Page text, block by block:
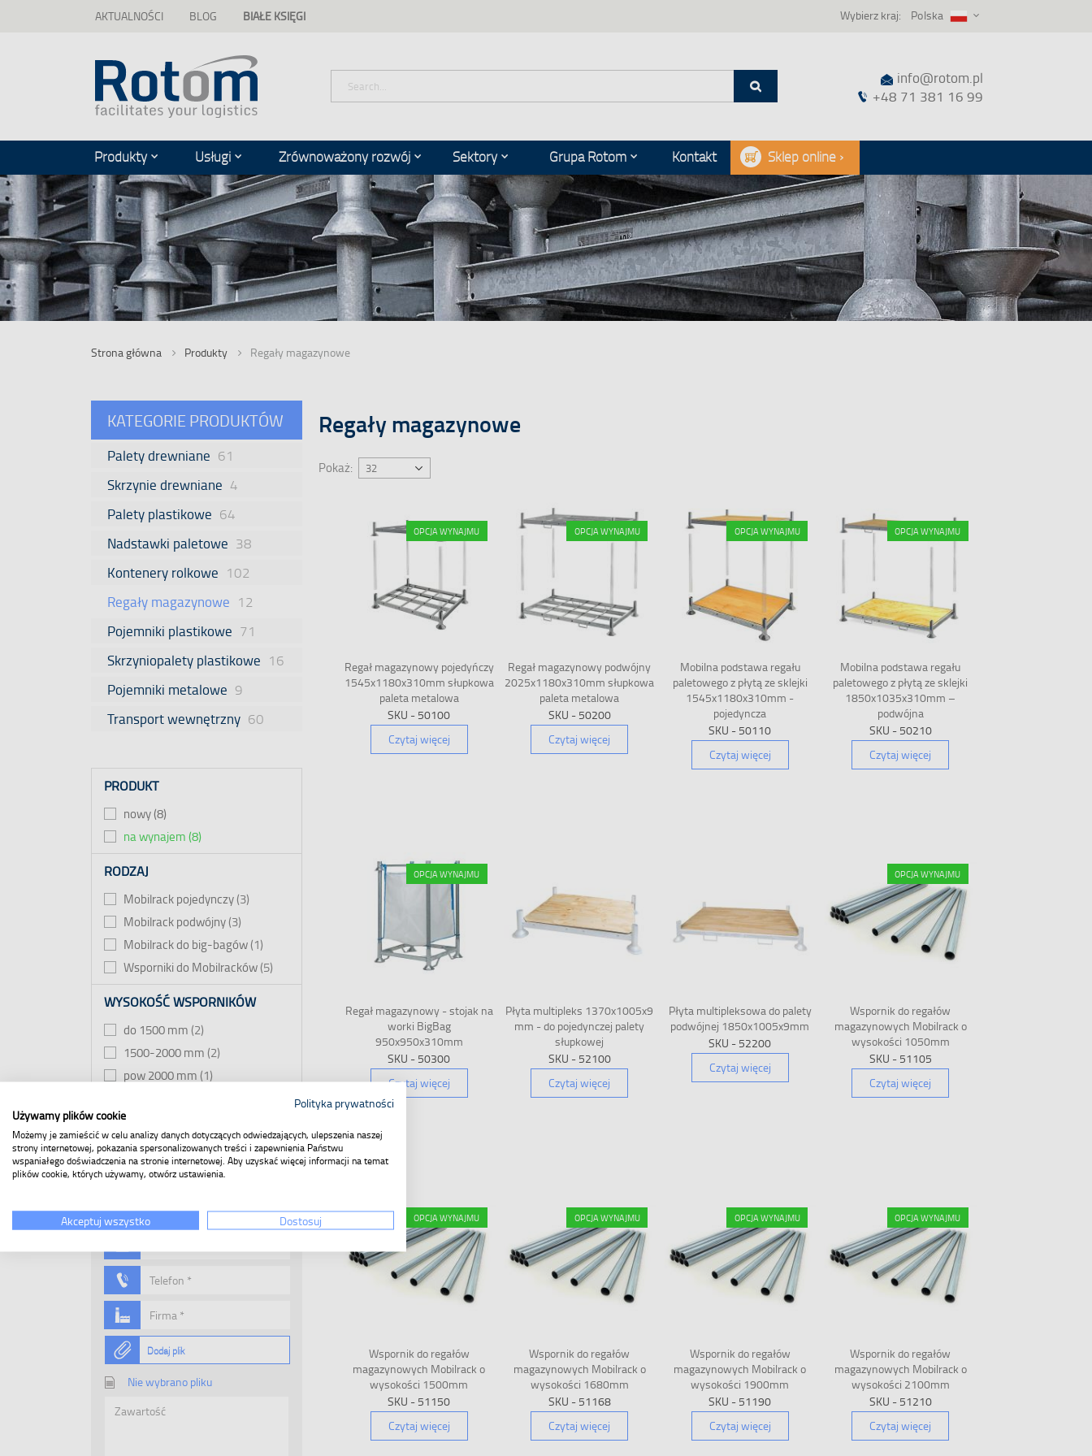
Przejdź
treści
AKTUALNOŚCI BLOG BIAŁE KSIĘGI Wybierz kraj: JęzykPolska
Szukaj
info@rotom.pl
+48 71 381 16 99
Usługi
Produkty Sektory
Zrównoważony rozwój Grupa Rotom Kontakt Sklep online ›
Strona główna Produkty Regały magazynowe
Regały magazynowe
Pokaż
OPCJA WYNAJMU
Regał magazynowy pojedyńczy
1545x1180x310mm słupkowa
paleta metalowa
SKU - 50100
Czytaj więcej
OPCJA WYNAJMU
Regał magazynowy podwójny
2025x1180x310mm słupkowa
paleta metalowa
SKU - 50200
Czytaj więcej
OPCJA WYNAJMU
Mobilna podstawa regału
paletowego z płytą ze sklejki
1545x1180x310mm -
pojedyncza
SKU - 50110
Czytaj więcej
OPCJA WYNAJMU
Mobilna podstawa regału
paletowego z płytą ze sklejki
1850x1035x310mm –
podwójna
SKU - 50210
Czytaj więcej
OPCJA WYNAJMU
Regał magazynowy - stojak na
worki BigBag
950x950x310mm
SKU - 50300
Czytaj więcej
Płyta multipleks 1370x1005x9
mm - do pojedynczej palety
słupkowej
SKU - 52100
Czytaj więcej
Płyta multipleksowa do palety
podwójnej 1850x1005x9mm
SKU - 52200
Czytaj więcej
OPCJA WYNAJMU
Wspornik do regałów
magazynowych Mobilrack o
wysokości 1050mm
SKU - 51105
Czytaj więcej
OPCJA WYNAJMU
Wspornik do regałów
magazynowych Mobilrack o
wysokości 1500mm
SKU - 51150
Czytaj więcej
OPCJA WYNAJMU
Wspornik do regałów
magazynowych Mobilrack o
wysokości 1680mm
SKU - 51168
Czytaj więcej
OPCJA WYNAJMU
Wspornik do regałów
magazynowych Mobilrack o
wysokości 1900mm
SKU - 51190
Czytaj więcej
OPCJA WYNAJMU
Wspornik do regałów
magazynowych Mobilrack o
wysokości 2100mm
SKU - 51210
Czytaj więcej
PRODUKT
nowy 8
na wynajem 8
RODZAJ
Mobilrack pojedynczy 3
Mobilrack podwójny 3
Mobilrack do big-bagów 1
Wsporniki do Mobilracków 5
WYSOKOŚĆ WSPORNIKÓW
do 1500 mm 2
1500-2000 mm 2
pow 2000 mm 1
KATEGORIE PRODUKTÓW
Palety drewniane 61
Skrzynie drewniane 4
Palety plastikowe 64
Nadstawki paletowe 38
Kontenery rolkowe 102
Regały magazynowe 12
Pojemniki plastikowe 71
Skrzyniopalety plastikowe 16
Pojemniki metalowe 9
Transport wewnętrzny 60
Zadaj pytanie
Nie znalazłeś konkretnego produktu?
Powiedz nam, czego szukasz!
Dodaj plik
Nie wybrano pliku
Polityka prywatności
Używamy plików cookie
Możemy je zamieścić w celu analizy danych dotyczących odwiedzających, ulepszenia naszej
strony internetowej, pokazania spersonalizowanych treści i zapewnienia Państwu
wspaniałego doświadczenia na stronie internetowej. Aby uzyskać więcej informacji na temat
plików cookie, których używamy, otwórz ustawienia.
Akceptuj wszystko Dostosuj